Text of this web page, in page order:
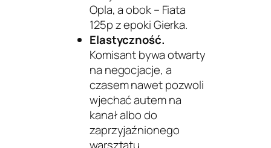
Opla, a obok – Fiata
125p z epoki Gierka.
Elastyczność.
Komisant bywa otwarty
na negocjacje, a
czasem nawet pozwoli
wjechać autem na
kanał albo do
zaprzyjaźnionego